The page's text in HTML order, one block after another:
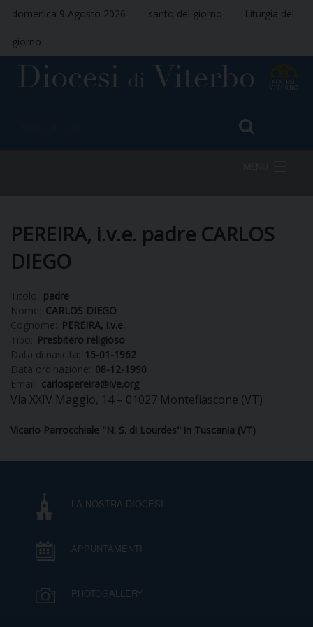
domenica 9 Agosto 2026 santo del giorno Liturgia del
giorno
DIOCESI
CURIA
CLERO
PARROCCHIE
PEREIRA, i.v.e. padre CARLOS
DIEGO
Titolo: padre
Nome: CARLOS DIEGO
Cognome:
PEREIRA, i.v.e.
Tipo:
Presbitero religioso
Data di nascita:
15-01-1962
Data ordinazione: 08-12-1990
Email: carlospereira@ive.org
Via XXIV Maggio, 14 – 01027 Montefiascone (VT)
Vicario Parrocchiale "N. S. di Lourdes" in Tuscania (VT)
LA NOSTRA DIOCESI
APPUNTAMENTI
PHOTOGALLERY